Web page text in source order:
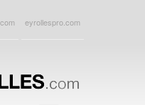
eyrollespro.com